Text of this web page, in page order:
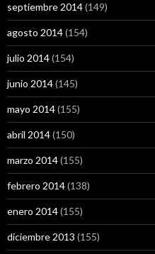
septiembre 2014(149)
agosto 2014(154)
julio 2014(154)
junio 2014(145)
mayo 2014(155)
abril 2014(150)
marzo 2014(155)
febrero 2014(138)
enero 2014(155)
diciembre 2013 (155)